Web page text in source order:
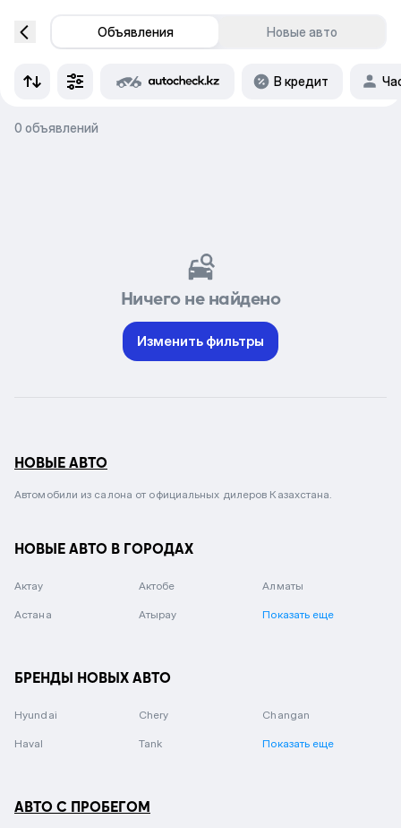
Объявления Новые авто
В кредит
0 объявлений
Ничего не найдено
Изменить фильтры
НОВЫЕ АВТО
Автомобили из салона от официальных дилеров Казахстана.
НОВЫЕ АВТО В ГОРОДАХ
Актау Актобе Алматы
Астана Атырау Показать еще
БРЕНДЫ НОВЫХ АВТО
Hyundai Chery Changan
Haval Tank Показать еще
АВТО С ПРОБЕГОМ